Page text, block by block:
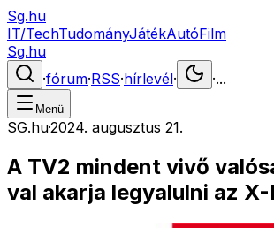
Sg.hu
IT/TechTudományJátékAutóFilm
Sg.hu
·fórum·RSS·hírlevél· ·...
Menü
SG.hu·2024. augusztus 21.
A TV2 mindent vivő
val akarja legyalulni az